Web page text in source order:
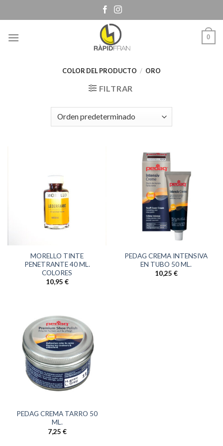
to
0
COLOR DEL PRODUCTO / ORO
FILTRAR
MORELLO TINTE
PENETRANTE 40 ML.
COLORES
10,95 €
PEDAG CREMA INTENSIVA
EN TUBO 50 ML.
10,25 €
PEDAG CREMA TARRO 50
ML.
7,25 €